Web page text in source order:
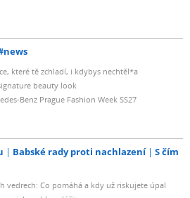
které tě zchladí, i kdybys nechtěl*a
beauty look
Benz Prague Fashion Week SS27
Babské rady proti nachlazení
S čím
vedrech: Co pomáhá a kdy už riskujete úpal